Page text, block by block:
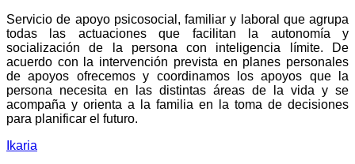
Servicio de apoyo psicosocial, familiar y laboral que agrupa
todas las actuaciones que facilitan la autonomía y
socialización de la persona con inteligencia límite. De
acuerdo con la intervención prevista en planes personales
de apoyos ofrecemos y coordinamos los apoyos que la
persona necesita en las distintas áreas de la vida y se
acompaña y orienta a la familia en la toma de decisiones
para planificar el futuro.
Ikaria